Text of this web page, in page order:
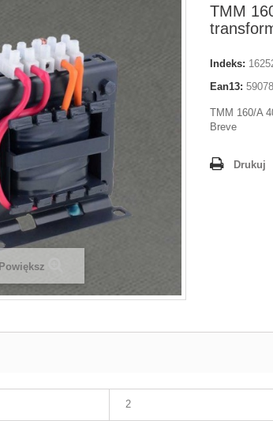
Powiększ
TMM
Indeks:
Ean13:
TMM 160/A
Breve
Drukuj
2